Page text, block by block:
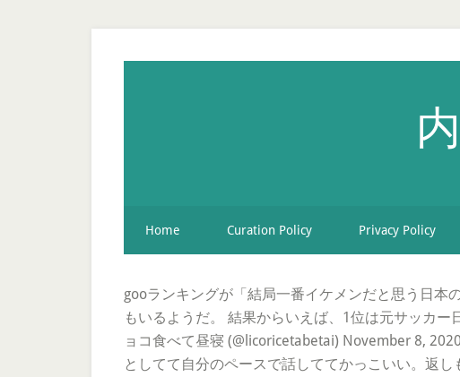
Home Curation Policy Privacy Policy
gooランキングが「結局一番イケメンだと思う日本
もいるようだ。 結果からいえば、1位は元サッカ
ョコ食べて昼寝 (@licoricetabetai) November 8,
としてて自分のペースで話しててかっこいい。返